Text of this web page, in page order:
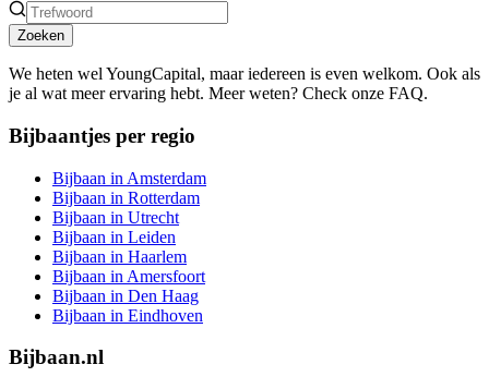
Zoeken
We heten wel YoungCapital, maar iedereen is even welkom. Ook als
je al wat meer ervaring hebt. Meer weten? Check onze FAQ.
Bijbaantjes per regio
Bijbaan in Amsterdam
Bijbaan in Rotterdam
Bijbaan in Utrecht
Bijbaan in Leiden
Bijbaan in Haarlem
Bijbaan in Amersfoort
Bijbaan in Den Haag
Bijbaan in Eindhoven
Bijbaan.nl